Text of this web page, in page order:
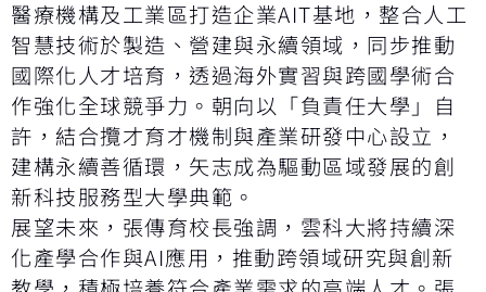
醫療機構及工業區打造企業AIT基地，整合人工
智慧技術於製造、營建與永續領域，同步推動
國際化人才培育，透過海外實習與跨國學術合
作強化全球競爭力。朝向以「負責任大學」自
許，結合攬才育才機制與產業研發中心設立，
建構永續善循環，矢志成為驅動區域發展的創
新科技服務型大學典範。
展望未來，張傳育校長強調，雲科大將持續深
化產學合作與AI應用，推動跨領域研究與創新